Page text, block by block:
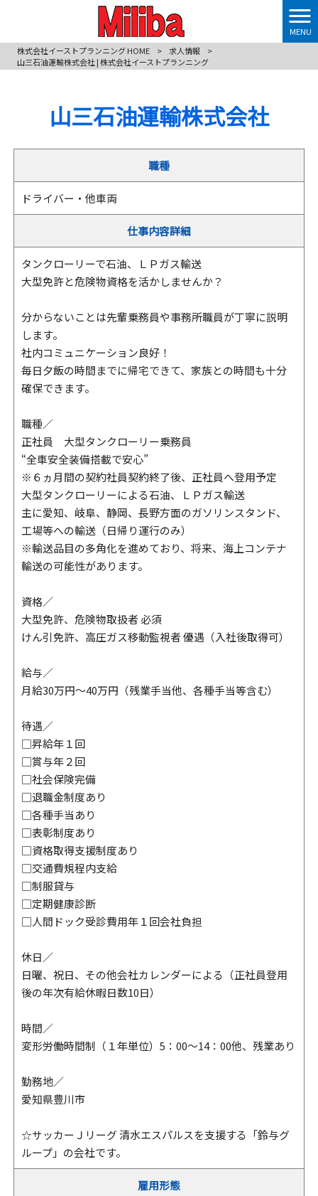
MENU
株式会社イーストプランニング HOME
> 求人情報
>
山三石油運輸株式会社 | 株式会社イーストプランニング
山三石油運輸株式会社
職種
ドライバー・他車両
仕事内容詳細
タンクローリーで石油、ＬＰガス輸送
大型免許と危険物資格を活かしませんか？
分からないことは先輩乗務員や事務所職員が丁寧に説明
します。
社内コミュニケーション良好！
毎日夕飯の時間までに帰宅できて、家族との時間も十分
確保できます。
職種／
正社員 大型タンクローリー乗務員
“全車安全装備搭載で安心”
※６ヵ月間の契約社員契約終了後、正社員へ登用予定
大型タンクローリーによる石油、ＬＰガス輸送
主に愛知、岐阜、静岡、長野方面のガソリンスタンド、
工場等への輸送（日帰り運行のみ）
※輸送品目の多角化を進めており、将来、海上コンテナ
輸送の可能性があります。
資格／
大型免許、危険物取扱者 必須
けん引免許、高圧ガス移動監視者 優遇（入社後取得可）
給与／
月給30万円～40万円（残業手当他、各種手当等含む）
待遇／
□昇給年１回
□賞与年２回
□社会保険完備
□退職金制度あり
□各種手当あり
□表彰制度あり
□資格取得支援制度あり
□交通費規程内支給
□制服貸与
□定期健康診断
□人間ドック受診費用年１回会社負担
休日／
日曜、祝日、その他会社カレンダーによる（正社員登用
後の年次有給休暇日数10日）
時間／
変形労働時間制（１年単位）5：00～14：00他、残業あり
勤務地／
愛知県豊川市
☆サッカーＪリーグ 清水エスパルスを支援する「鈴与グ
ループ」の会社です。
雇用形態